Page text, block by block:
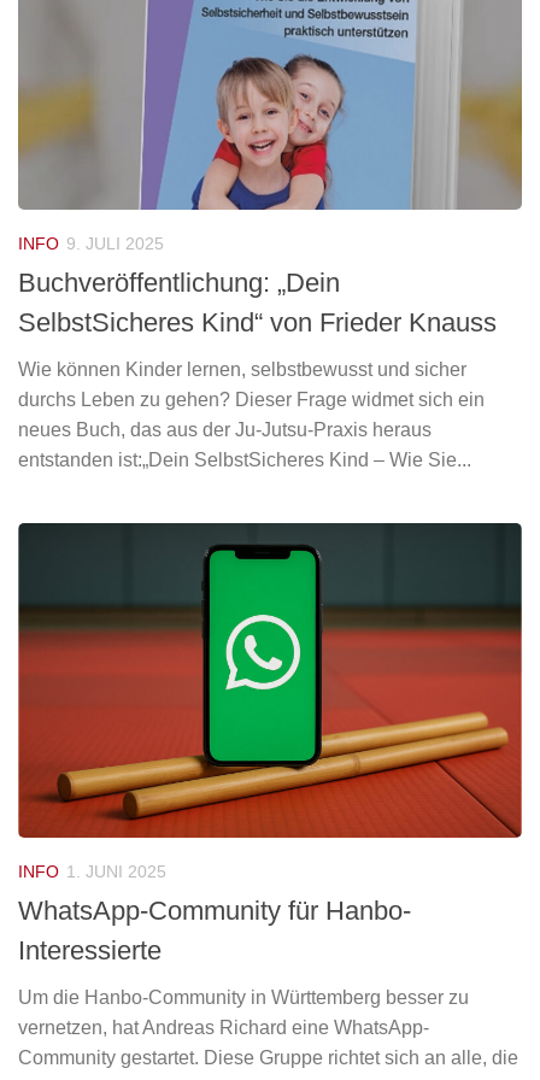
INFO 9. JULI 2025
Buchveröffentlichung: „Dein
SelbstSicheres Kind“ von Frieder Knauss
Wie können Kinder lernen, selbstbewusst und sicher
durchs Leben zu gehen? Dieser Frage widmet sich ein
neues Buch, das aus der Ju-Jutsu-Praxis heraus
entstanden ist:„Dein SelbstSicheres Kind – Wie Sie...
INFO 1. JUNI 2025
WhatsApp-Community für Hanbo-
Interessierte
Um die Hanbo-Community in Württemberg besser zu
vernetzen, hat Andreas Richard eine WhatsApp-
Community gestartet. Diese Gruppe richtet sich an alle, die